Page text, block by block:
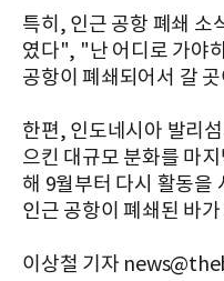
특히, 인근 공항 폐쇄 소
였다", "난 어디로 가야
공항이 폐쇄되어서 갈
한편, 인도네시아 발리
으킨 대규모 분화를 마
해 9월부터 다시 활동을
인근 공항이 폐쇄된 바
이상철 기자